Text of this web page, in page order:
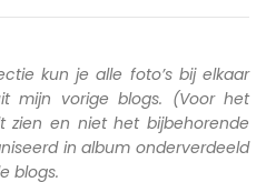
kun je alle foto’s bij elkaar
mijn vorige blogs. (Voor het
zien en niet het bijbehorende
in album onderverdeeld
blogs.